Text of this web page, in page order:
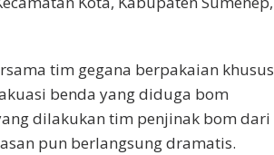
tim gegana berpakaian khusus
benda yang diduga bom
dilakukan tim penjinak bom dari
pun berlangsung dramatis.